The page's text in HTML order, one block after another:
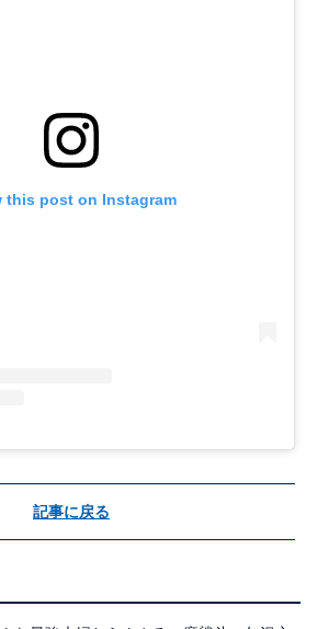
this post on Instagram
記事に戻る